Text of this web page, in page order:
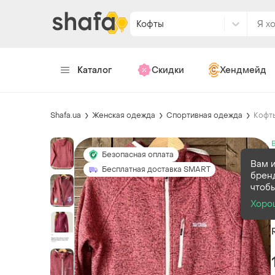
Кофты
Каталог Скидки Хендмейд
Shafa.ua Женская одежда Спортивная одежда
Безопасная оплата
Бесплатная доставка SMART
Вам